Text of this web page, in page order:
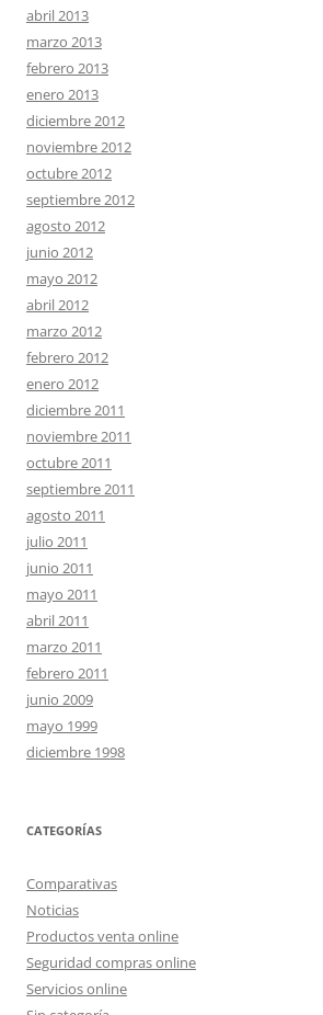
abril 2013
marzo 2013
febrero 2013
enero 2013
diciembre 2012
noviembre 2012
octubre 2012
septiembre 2012
agosto 2012
junio 2012
mayo 2012
abril 2012
marzo 2012
febrero 2012
enero 2012
diciembre 2011
noviembre 2011
octubre 2011
septiembre 2011
agosto 2011
julio 2011
junio 2011
mayo 2011
abril 2011
marzo 2011
febrero 2011
junio 2009
mayo 1999
diciembre 1998
CATEGORÍAS
Comparativas
Noticias
Productos venta online
Seguridad compras online
Servicios online